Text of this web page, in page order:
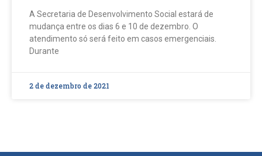
A Secretaria de Desenvolvimento Social estará de
mudança entre os dias 6 e 10 de dezembro. O
atendimento só será feito em casos emergenciais.
Durante
2 de dezembro de 2021